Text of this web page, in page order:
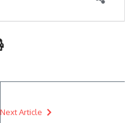
Next Article